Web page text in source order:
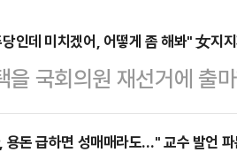
인데 미치겠어, 어떻게 좀 해봐" 女지
을 국회의원 재선거에 출
조국혁신당인데 남편
국을 선택해 달라"고 요
용돈 급하면 성매매라도…" 교수 발언